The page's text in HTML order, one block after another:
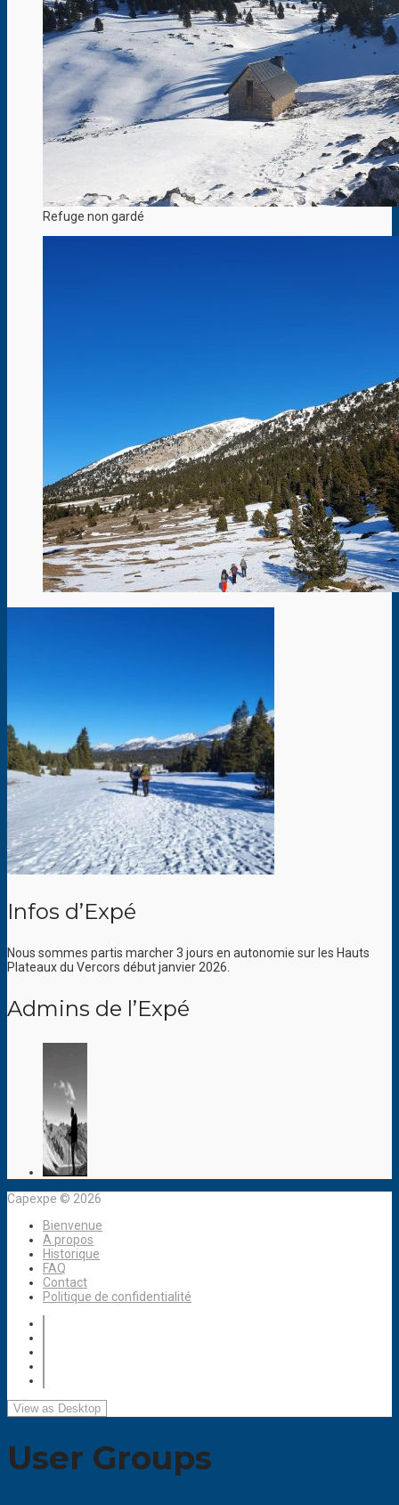
Refuge non gardé
Infos d’Expé
Nous sommes partis marcher 3 jours en autonomie sur les Hauts
Plateaux du Vercors début janvier 2026.
Admins de l’Expé
Capexpe © 2026
Bienvenue
A propos
Historique
FAQ
Contact
Politique de confidentialité
User Groups